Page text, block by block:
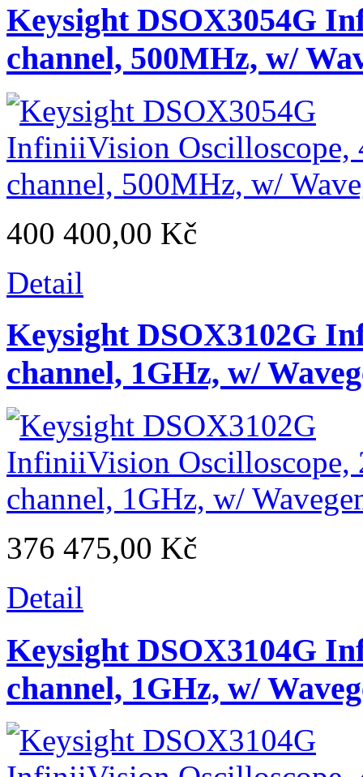
Keysight DSOX3054G
channel, 500MHz, w/
400 400,00 Kč
Detail
Keysight DSOX3102G
channel, 1GHz, w/
376 475,00 Kč
Detail
Keysight DSOX3104G
channel, 1GHz, w/